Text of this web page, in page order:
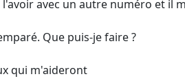
l'avoir avec un autre numéro et il
Que puis-je faire ?
qui m'aideront